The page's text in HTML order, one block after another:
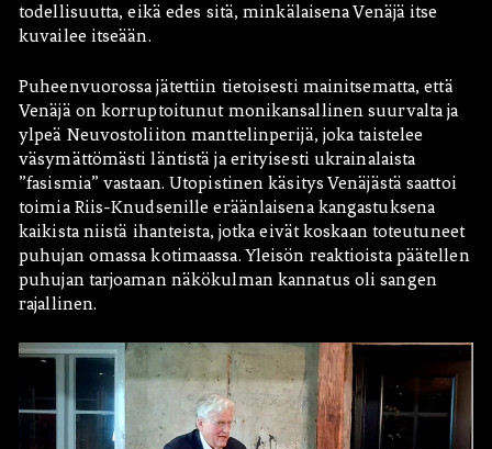
todellisuutta, eikä edes sitä, minkälaisena Venäjä itse
kuvailee itseään.
Puheenvuorossa jätettiin tietoisesti mainitsematta, että
Venäjä on korruptoitunut monikansallinen suurvalta ja
ylpeä Neuvostoliiton manttelinperijä, joka taistelee
väsymättömästi läntistä ja erityisesti ukrainalaista
”fasismia” vastaan. Utopistinen käsitys Venäjästä saattoi
toimia Riis-Knudsenille eräänlaisena kangastuksena
kaikista niistä ihanteista, jotka eivät koskaan toteutuneet
puhujan omassa kotimaassa. Yleisön reaktioista päätellen
puhujan tarjoaman näkökulman kannatus oli sangen
rajallinen.